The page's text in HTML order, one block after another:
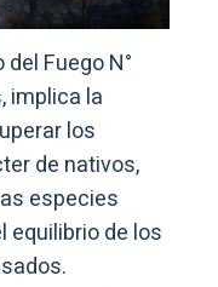
Fuego N°
implica la
los
de nativos,
especies
equilibrio de los